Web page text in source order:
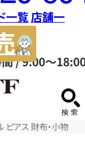
/ 9:00～
一覧店舗一
サ
ピアス 財布・小物 の